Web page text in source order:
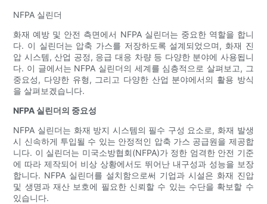
NFPA 실린더
화재 예방 및 안전 측면에서 NFPA 실린더는 중요한 역할을 합니
다. 이 실린더는 압축 가스를 저장하도록 설계되었으며, 화재 진
압 시스템, 산업 공정, 응급 대응 차량 등 다양한 분야에 사용됩니
다. 이 글에서는 NFPA 실린더의 세계를 심층적으로 살펴보고, 그
중요성, 다양한 유형, 그리고 다양한 산업 분야에서의 활용 방식
을 살펴보겠습니다.
NFPA 실린더의 중요성
NFPA 실린더는 화재 방지 시스템의 필수 구성 요소로, 화재 발생
시 신속하게 투입될 수 있는 안정적인 압축 가스 공급원을 제공합
니다. 이 실린더는 미국소방협회(NFPA)가 정한 엄격한 안전 기준
에 따라 제작되어 비상 상황에서도 뛰어난 내구성과 성능을 보장
합니다. NFPA 실린더를 설치함으로써 기업과 시설은 화재 진압
및 생명과 재산 보호에 필요한 신뢰할 수 있는 수단을 확보할 수
있습니다.